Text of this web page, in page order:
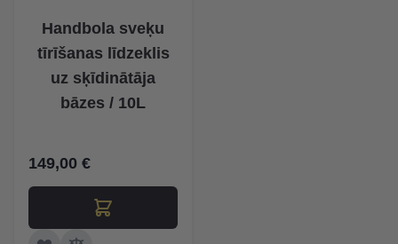
Handbola sveķu
tīrīšanas līdzeklis
uz sķīdinātāja
bāzes / 10L
149,00 €